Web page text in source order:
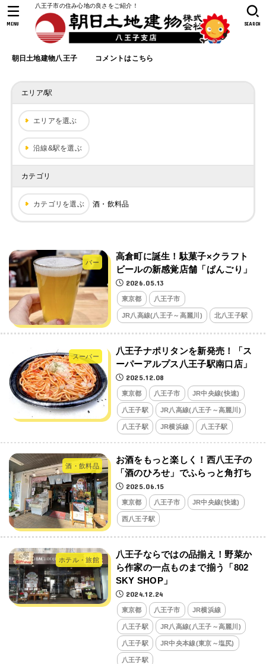
八王子市の住み心地の良さをご紹介！
朝日土地建物八王子 コメントはこちら
SEARCH
MENU
エリア/駅
エリアを選ぶ
沿線&駅を選ぶ
カテゴリ
カテゴリを選ぶ 酒・飲料品
バー
高倉町に誕生！駄菓子×クラフト
ビールの新感覚店舗「ぱんごり」
2026.05.13
東京都 八王子市
JR八高線(八王子～高麗川) 北八王子駅
スーパー
八王子ナポリタンを新発売！「ス
ーパーアルプス八王子駅南口店」
2025.12.08
東京都 八王子市 JR中央線(快速)
八王子駅 JR八高線(八王子～高麗川)
八王子駅 JR横浜線 八王子駅
酒・飲料品
お酒をもっと楽しく！西八王子の
「酒のひろせ」でふらっと角打ち
2025.06.15
東京都 八王子市 JR中央線(快速)
西八王子駅
ホテル・旅館
八王子ならではの品揃え！野菜か
ら作家の一点ものまで揃う「802
SKY SHOP」
2024.12.24
東京都 八王子市 JR横浜線
八王子駅 JR八高線(八王子～高麗川)
八王子駅 JR中央本線(東京～塩尻)
八王子駅